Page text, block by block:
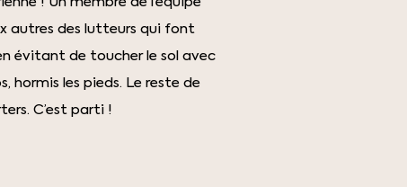
autres des lutteurs qui font
évitant de toucher le sol avec
hormis les pieds. Le reste de
C’est parti !